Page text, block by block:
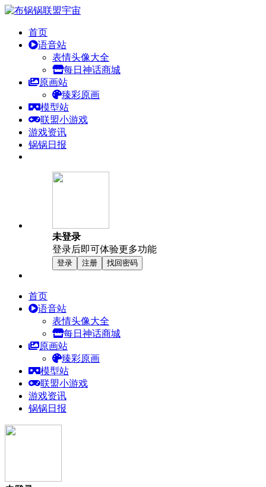
首页
语音站
表情头像大全
每日神话商城
原画站
臻彩原画
模型站
联盟小游戏
游戏资讯
锅锅日报
未登录
登录后即可体验更多功能
登录 注册 找回密码
首页
语音站
表情头像大全
每日神话商城
原画站
臻彩原画
模型站
联盟小游戏
游戏资讯
锅锅日报